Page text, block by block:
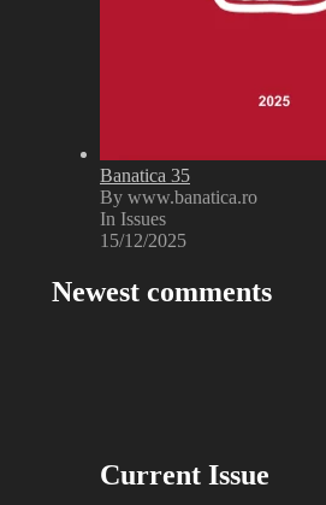
Banatica 35
By www.banatica.ro
In Issues
15/12/2025
Newest comments
Current Issue